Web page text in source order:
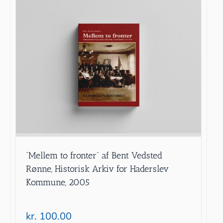
”Mellem to fronter” af Bent Vedsted
Rønne, Historisk Arkiv for Haderslev
Kommune, 2005
kr. 100.00